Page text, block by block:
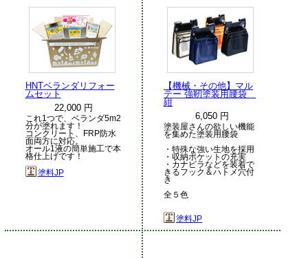
HNTベランダリフォー
ムセット
22,000 円
これ1つで、ベランダ5m2
分が塗れます！
コンクリート、FRP防水
面両方に対応。
オール1液の簡単施工で本
格仕上げです！
塗料JP
【機械・その他】マル
テー 強靭塗装用腰袋
紺
6,050 円
塗装屋さんの欲しい機能
を集めた塗装用腰袋
・特殊な強い生地を採用
・収納ポケットの充実
・カナビラなどを装着で
きるフック＆ハトメ穴付
き
全５色
塗料JP